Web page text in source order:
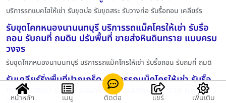
บริการรถแบคโฮให้เช่า รับขุดบ่อ รับขุดสระ รับวางท่อ รับรื้อถอน เคลียร์ร
รับขุดโคกหนองนานนทบุรี บริการรถแม็คโครให้เช่า รับรื้อ
ถอน รับถมที่ ถมดิน ปรับพื้นที่ ขายส่งหินดินทราย แบบครบ
วงจร
รับขุดโคกหนองนานนทบุรี บริการรถแม็คโครให้เช่า รับรื้อถอน รับถมที่ ถมดิ
รับเคลียร์ริ่งพื้นที่ปากเกร็ด บริการรถแม็คโครให้เช่า รับรื้อ
ถอน รับถมที่ ถมดิน ปรับพื้นที่ ขายส่งหินดินทราย แบบครบ
หน้าหลัก เมนู ติดต่อ แชร์ เพิ่มเติม